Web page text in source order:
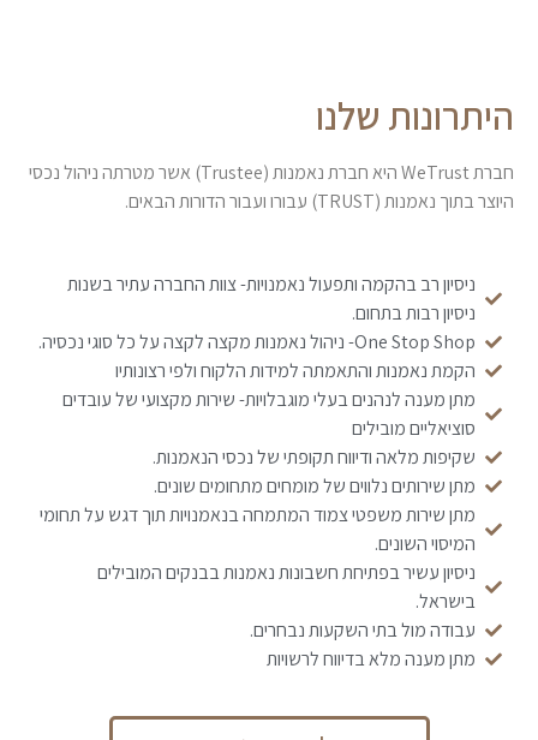
היתרונות שלנו
חברת WeTrust היא חברת נאמנות (Trustee) אשר מטרתה ניהול נכסי
היוצר בתוך נאמנות (TRUST) עבורו ועבור הדורות הבאים.
ניסיון רב בהקמה ותפעול נאמנויות- צוות החברה עתיר בשנות
ניסיון רבות בתחום.
One Stop Shop- ניהול נאמנות מקצה לקצה על כל סוגי נכסיה.
הקמת נאמנות והתאמתה למידות הלקוח ולפי רצונותיו
מתן מענה לנהנים בעלי מוגבלויות- שירות מקצועי של עובדים
סוציאליים מובילים
שקיפות מלאה ודיווח תקופתי של נכסי הנאמנות.
מתן שירותים נלווים של מומחים מתחומים שונים.
מתן שירות משפטי צמוד המתמחה בנאמנויות תוך דגש על תחומי
המיסוי השונים.
ניסיון עשיר בפתיחת חשבונות נאמנות בבנקים המובילים
בישראל.
עבודה מול בתי השקעות נבחרים.
מתן מענה מלא בדיווח לרשויות